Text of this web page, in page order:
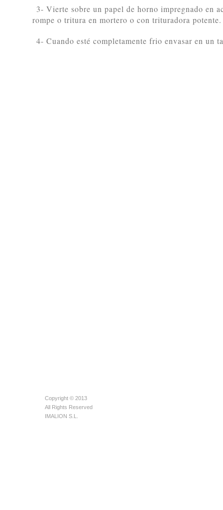
3- Vierte sobre un papel de horno impregnado en
rompe o tritura en mortero o con trituradora potente.
4- Cuando esté completamente frio envasar en un
Copyright © 2013
All Rights Reserved
IMALION S.L.